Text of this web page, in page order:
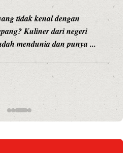
dua nama besar di dunia
dan Vicky Prasetyo, kini
dengan ...
& Vicky Prasetyo Buka Restoran
Bikin Nagih!